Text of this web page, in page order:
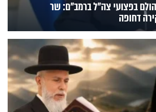
בפצועי צה"ל ברמב"ם: שר
דחופה